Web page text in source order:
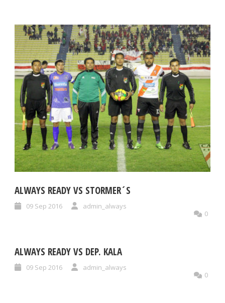
ALWAYS READY VS STORMER´S
09 Sep 2016
admin_always
0
ALWAYS READY VS DEP. KALA
09 Sep 2016
admin_always
0